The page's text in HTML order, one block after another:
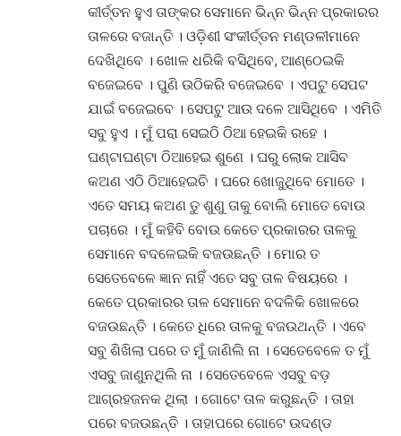
କୀର୍ତ୍ତନ ହୁଏ ତାଙ୍କର ସେମାନେ ଭିନ୍ନ ଭିନ୍ନ ପ୍ରକାରର
ତାଳରେ ବଜାନ୍ତି । ଓଡ଼ିଶୀ ସଂକୀର୍ତ୍ତନ ମଣ୍ଡଳୀମାନେ
ଦେଖିଥିବେ । ଖୋଳ ଧରିକି ବସିଥିବେ, ଆଣ୍ଠେଇକି
ବଜେଇବେ । ପୁଣି ଉଠିକରି ବଜେଇବେ । ଏପଟୁ ସେପଟ
ଯାଇଁ ବଜେଇବେ । ସେପଟୁ ଆଉ ଦଳେ ଆସିଥିବେ । ଏମିତି
ସବୁ ହୁଏ । ମୁଁ ପରା ସେଇଠି ଠିଆ ହେଇକି ରହେ ।
ଘଣ୍ଟାଘଣ୍ଟା ଠିଆହେଇ ଶୁଣେ । ଘରୁ ଲୋକ ଆସିବ
କଅଣ ଏଠି ଠିଆହେଇଚି । ଘରେ ଖୋଜୁଥିବେ ମୋତେ ।
ଏତେ ସମୟ କଅଣ ତୁ ଶୁଣୁ ତାକୁ ବୋଲି ମୋତେ ବୋଉ
ପଚାରେ । ମୁଁ କହିବି ବୋଉ କେତେ ପ୍ରକାରର ତାଳକୁ
ସେମାନେ ବଦଳେଇକି ବଜଉଛନ୍ତି । ମୋର ତ
ସେତେବେଳେ ଜ୍ଞାନ ନାହିଁ ଏତେ ସବୁ ତାଳ ବିଷୟରେ ।
କେତେ ପ୍ରକାରର ତାଳ ସେମାନେ ବଦଳିକି ଖୋଳରେ
ବଜଉଛନ୍ତି । କେତେ ଧିରେ ତାଳକୁ ବଜଉଥନ୍ତି । ଏବେ
ସବୁ ଶିଖିଲା ପରେ ତ ମୁଁ ଜାଣିଲି ନା । ସେତେବେଳେ ତ ମୁଁ
ଏସବୁ ଜାଣୁନଥିଲି ନା । ସେତେବେଳେ ଏସବୁ ବଡ଼
ଆଗ୍ରହଜନକ ଥିଲା । ଗୋଟେ ତାଳ କରୁଛନ୍ତି । ତାହା
ପରେ ବଜଉଛନ୍ତି । ତାହାପରେ ଗୋଟେ ଉଦଣ୍ଡ